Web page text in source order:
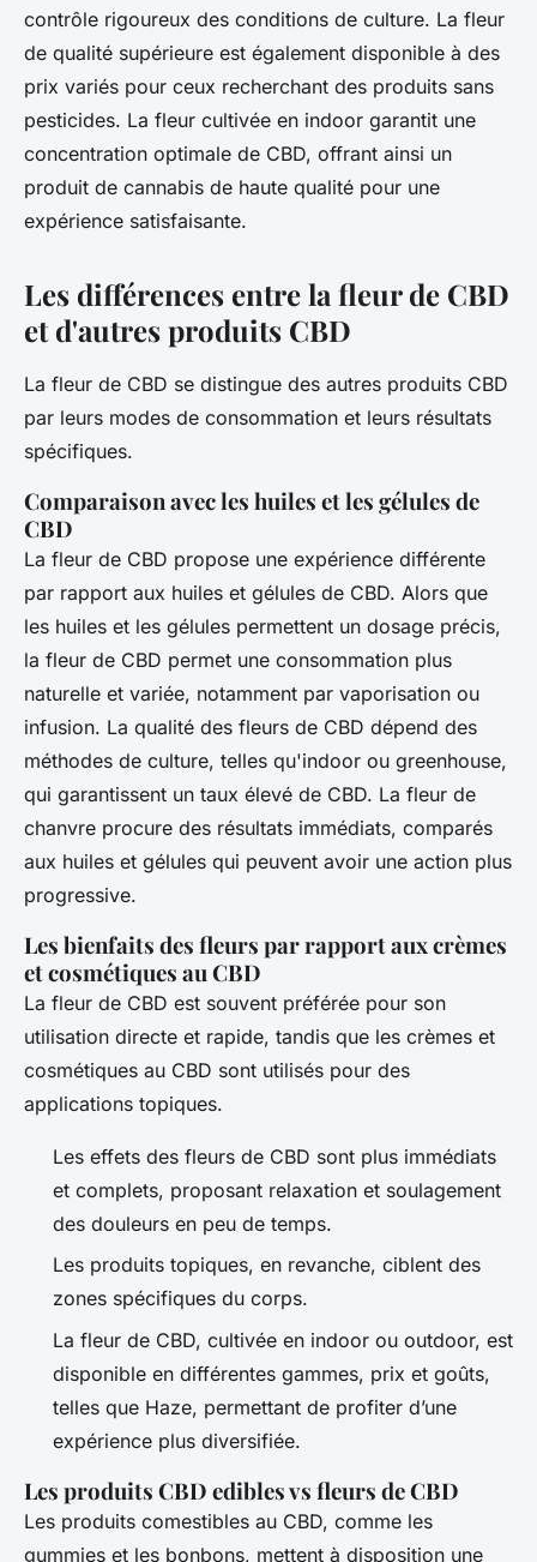
contrôle rigoureux des conditions de culture. La fleur
de qualité supérieure est également disponible à des
prix variés pour ceux recherchant des produits sans
pesticides. La fleur cultivée en indoor garantit une
concentration optimale de CBD, offrant ainsi un
produit de cannabis de haute qualité pour une
expérience satisfaisante.
Les différences entre la fleur de CBD
et d'autres produits CBD
La fleur de CBD se distingue des autres produits CBD
par leurs modes de consommation et leurs résultats
spécifiques.
Comparaison avec les huiles et les gélules de
CBD
La fleur de CBD propose une expérience différente
par rapport aux huiles et gélules de CBD. Alors que
les huiles et les gélules permettent un dosage précis,
la fleur de CBD permet une consommation plus
naturelle et variée, notamment par vaporisation ou
infusion. La qualité des fleurs de CBD dépend des
méthodes de culture, telles qu'indoor ou greenhouse,
qui garantissent un taux élevé de CBD. La fleur de
chanvre procure des résultats immédiats, comparés
aux huiles et gélules qui peuvent avoir une action plus
progressive.
Les bienfaits des fleurs par rapport aux crèmes
et cosmétiques au CBD
La fleur de CBD est souvent préférée pour son
utilisation directe et rapide, tandis que les crèmes et
cosmétiques au CBD sont utilisés pour des
applications topiques.
Les effets des fleurs de CBD sont plus immédiats
et complets, proposant relaxation et soulagement
des douleurs en peu de temps.
Les produits topiques, en revanche, ciblent des
zones spécifiques du corps.
La fleur de CBD, cultivée en indoor ou outdoor, est
disponible en différentes gammes, prix et goûts,
telles que Haze, permettant de profiter d’une
expérience plus diversifiée.
Les produits CBD edibles vs fleurs de CBD
Les produits comestibles au CBD, comme les
gummies et les bonbons, mettent à disposition une